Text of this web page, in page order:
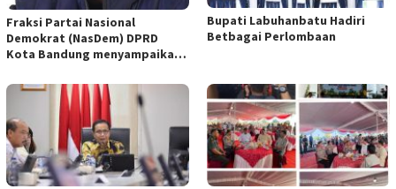
Fraksi Partai Nasional
Demokrat (NasDem) DPRD
Kota Bandung menyampaikan
empat Rancangan Peraturan
Daerah (Raperda) yang
diajukan Pemerintah Kota
Bandung
Bupati Labuhanbatu Hadiri
Betbagai Perlombaan